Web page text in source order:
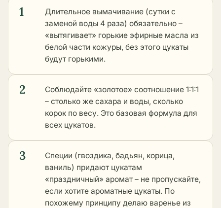
1
Длительное вымачивание (сутки с
заменой воды 4 раза) обязательно –
«вытягивает» горькие эфирные масла из
белой части кожуры, без этого цукаты
будут горькими.
2
Соблюдайте «золотое» соотношение 1:1:1
– столько же сахара и воды, сколько
корок по весу. Это базовая формула для
всех цукатов.
3
Специи (гвоздика, бадьян, корица,
ваниль) придают цукатам
«праздничный» аромат – не пропускайте,
если хотите ароматные цукаты. По
похожему принципу делаю варенье из